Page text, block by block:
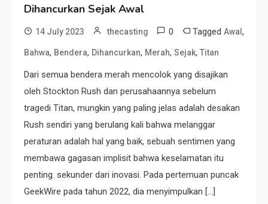
Dihancurkan Sejak Awal
14 July 2023 thecasting 0 Tagged Awal ,
Bahwa, Bendera, Dihancurkan, Merah, Sejak, Titan
Dari semua bendera merah mencolok yang disajikan
oleh Stockton Rush dan perusahaannya sebelum
tragedi Titan, mungkin yang paling jelas adalah desakan
Rush sendiri yang berulang kali bahwa melanggar
peraturan adalah hal yang baik, sebuah sentimen yang
membawa gagasan implisit bahwa keselamatan itu
penting. sekunder dari inovasi. Pada pertemuan puncak
GeekWire pada tahun 2022, dia menyimpulkan […]